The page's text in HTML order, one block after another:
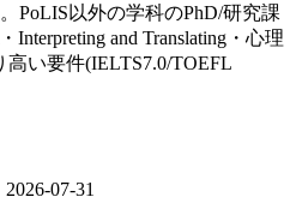
PoLIS以外の学科のPhD/研究課
Interpreting and Translating・心理
い要件(IELTS7.0/TOEFL
07-31